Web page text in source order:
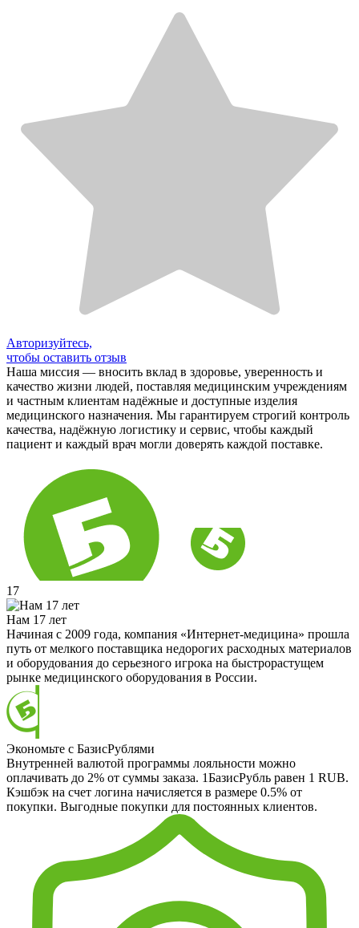
Авторизуйтесь,
чтобы оставить отзыв
Наша миссия — вносить вклад в здоровье, уверенность и
качество жизни людей, поставляя медицинским учреждениям
и частным клиентам надёжные и доступные изделия
медицинского назначения. Мы гарантируем строгий контроль
качества, надёжную логистику и сервис, чтобы каждый
пациент и каждый врач могли доверять каждой поставке.
17
Нам 17 лет
Начиная с 2009 года, компания «Интернет-медицина» прошла
путь от мелкого поставщика недорогих расходных материалов
и оборудования до серьезного игрока на быстрорастущем
рынке медицинского оборудования в России.
Экономьте с БазисРублями
Внутренней валютой программы лояльности можно
оплачивать до 2% от суммы заказа. 1БазисРубль равен 1 RUB.
Кэшбэк на счет логина начисляется в размере 0.5% от
покупки. Выгодные покупки для постоянных клиентов.